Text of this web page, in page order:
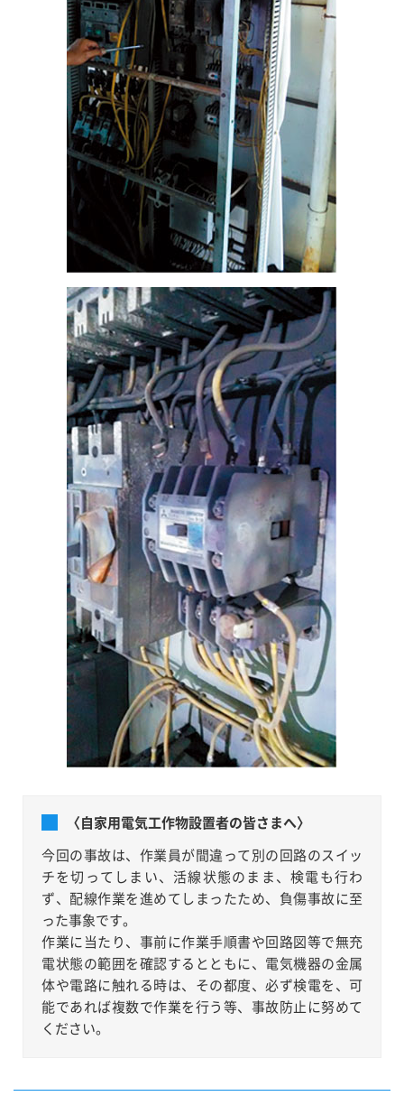
〈自家用電気工作物設置者の皆さまへ〉
今回の事故は、作業員が間違って別の回路のスイッ
チを切ってしまい、活線状態のまま、検電も行わ
ず、配線作業を進めてしまったため、負傷事故に至
った事象です。
作業に当たり、事前に作業手順書や回路図等で無充
電状態の範囲を確認するとともに、電気機器の金属
体や電路に触れる時は、その都度、必ず検電を、可
能であれば複数で作業を行う等、事故防止に努めて
ください。